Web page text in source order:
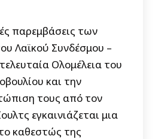
παρεμβάσεις των
Λαϊκού Συνδέσμου –
Ολομέλεια του
και την
τους από τον
εγκαινιάζεται μια
καθεστώς της